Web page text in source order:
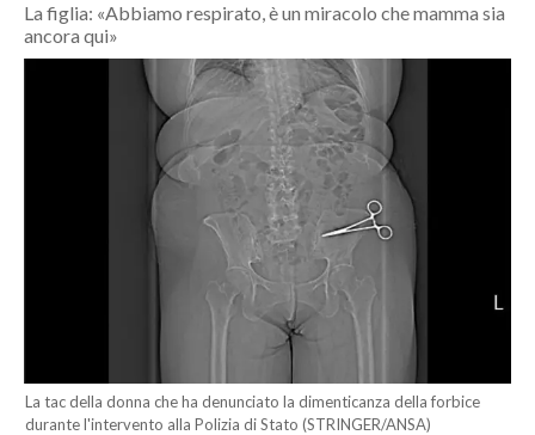
CRONACA
ITALIA
SERVIZI ALLE IMPRESE
SPORT IN SARDEGNA
La figlia: «Abbiamo respirato, è un miracolo che mamma sia
ancora qui»
La tac della donna che ha denunciato la dimenticanza della forbice
durante l'intervento alla Polizia di Stato (STRINGER/ANSA)